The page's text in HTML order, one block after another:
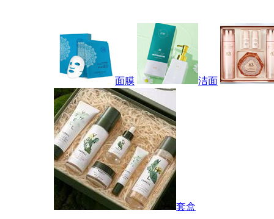
面膜 洁面
套盒